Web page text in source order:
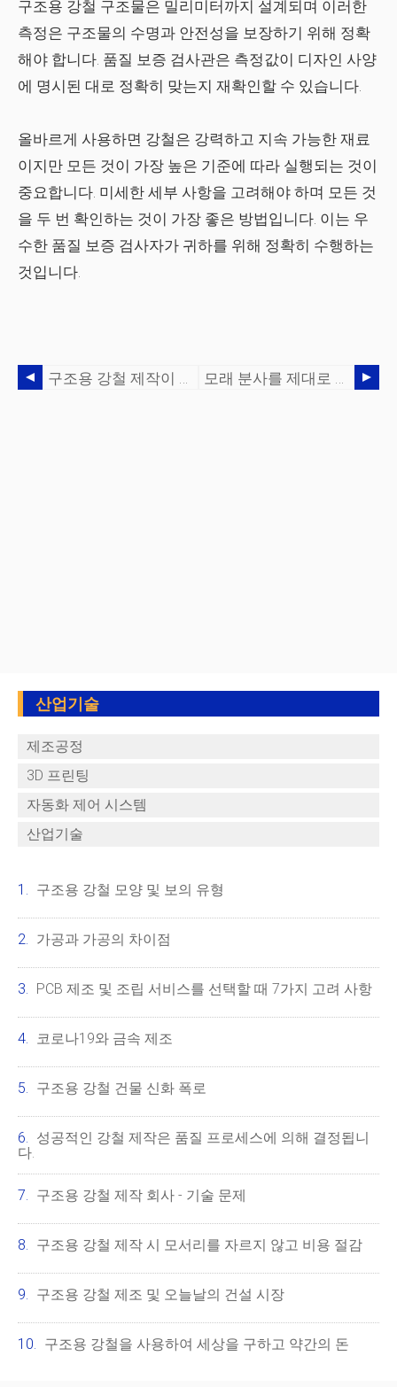
구조용 강철 구조물은 밀리미터까지 설계되며 이러한
측정은 구조물의 수명과 안전성을 보장하기 위해 정확
해야 합니다. 품질 보증 검사관은 측정값이 디자인 사양
에 명시된 대로 정확히 맞는지 재확인할 수 있습니다.
올바르게 사용하면 강철은 강력하고 지속 가능한 재료
이지만 모든 것이 가장 높은 기준에 따라 실행되는 것이
중요합니다. 미세한 세부 사항을 고려해야 하며 모든 것
을 두 번 확인하는 것이 가장 좋은 방법입니다. 이는 우
수한 품질 보증 검사자가 귀하를 위해 정확히 수행하는
것입니다.
구조용 강철 제작이 어떻게 친환경 표준을 충족할 수 있습니까? 모래 분사를 제대로 수행하는 데 가장 필수적인 도구는 무엇입니까?
산업기술
제조공정
3D 프린팅
자동화 제어 시스템
산업기술
구조용 강철 모양 및 보의 유형
가공과 가공의 차이점
PCB 제조 및 조립 서비스를 선택할 때 7가지 고려 사항
코로나19와 금속 제조
구조용 강철 건물 신화 폭로
성공적인 강철 제작은 품질 프로세스에 의해 결정됩니
다.
구조용 강철 제작 회사 - 기술 문제
구조용 강철 제작 시 모서리를 자르지 않고 비용 절감
구조용 강철 제조 및 오늘날의 건설 시장
구조용 강철을 사용하여 세상을 구하고 약간의 돈